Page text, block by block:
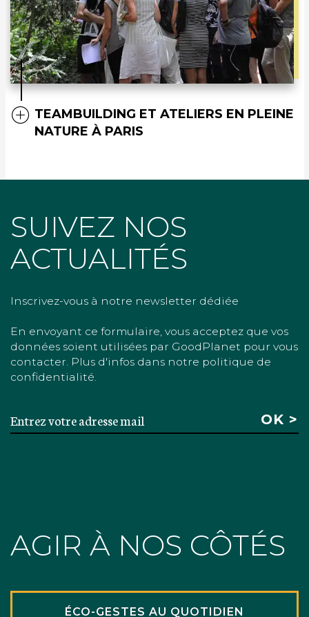
TEAMBUILDING ET ATELIERS EN PLEINE
NATURE À PARIS
SUIVEZ NOS
ACTUALITÉS
Inscrivez-vous à notre newsletter dédiée
En envoyant ce formulaire, vous acceptez que vos
données soient utilisées par GoodPlanet pour vous
contacter. Plus d'infos dans notre politique de
confidentialité.
AGIR À NOS CÔTÉS
ÉCO-GESTES AU QUOTIDIEN